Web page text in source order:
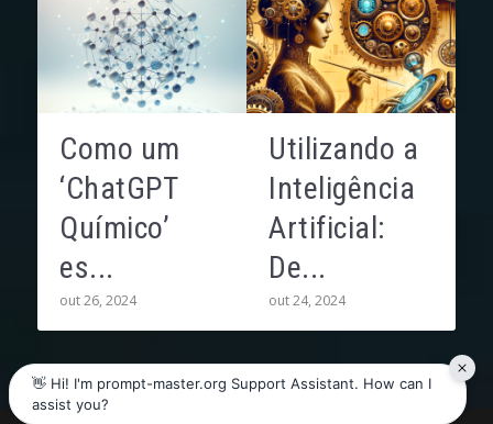
Como um
‘ChatGPT
Químico’
es...
out 26, 2024
Utilizando a
Inteligência
Artificial:
De...
out 24, 2024